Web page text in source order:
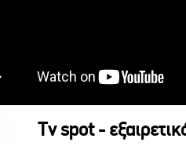
Tv spot -